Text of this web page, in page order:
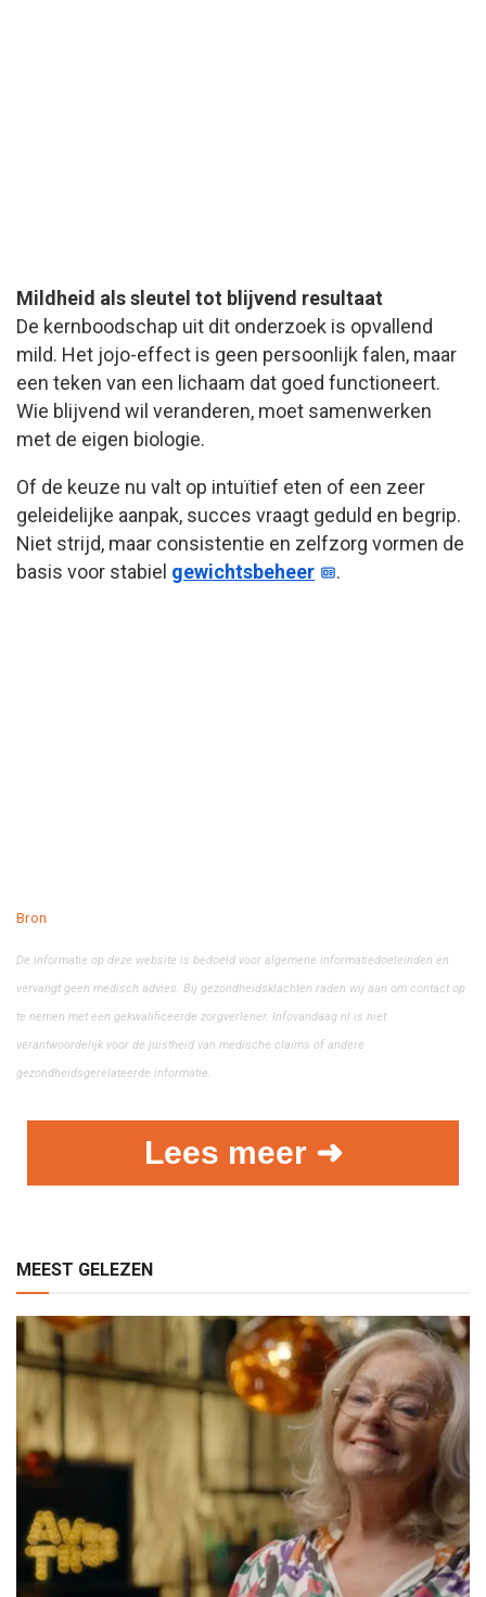
Mildheid als sleutel tot blijvend resultaat
De kernboodschap uit dit onderzoek is opvallend
mild. Het jojo-effect is geen persoonlijk falen, maar
een teken van een lichaam dat goed functioneert.
Wie blijvend wil veranderen, moet samenwerken
met de eigen biologie.
Of de keuze nu valt op intuïtief eten of een zeer
geleidelijke aanpak, succes vraagt geduld en begrip.
Niet strijd, maar consistentie en zelfzorg vormen de
basis voor stabiel gewichtsbeheer .
Bron
De informatie op deze website is bedoeld voor algemene informatiedoeleinden en
vervangt geen medisch advies. Bij gezondheidsklachten raden wij aan om contact op
te nemen met een gekwalificeerde zorgverlener. Infovandaag.nl is niet
verantwoordelijk voor de juistheid van medische claims of andere
gezondheidsgerelateerde informatie.
Lees meer ➜
MEEST GELEZEN